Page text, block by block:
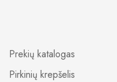
Prekių katalogas
Pirkinių krepšelis